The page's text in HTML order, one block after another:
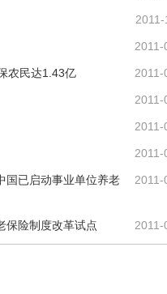
农民达1.43亿
国已启动事业单位养老
保险制度改革试点